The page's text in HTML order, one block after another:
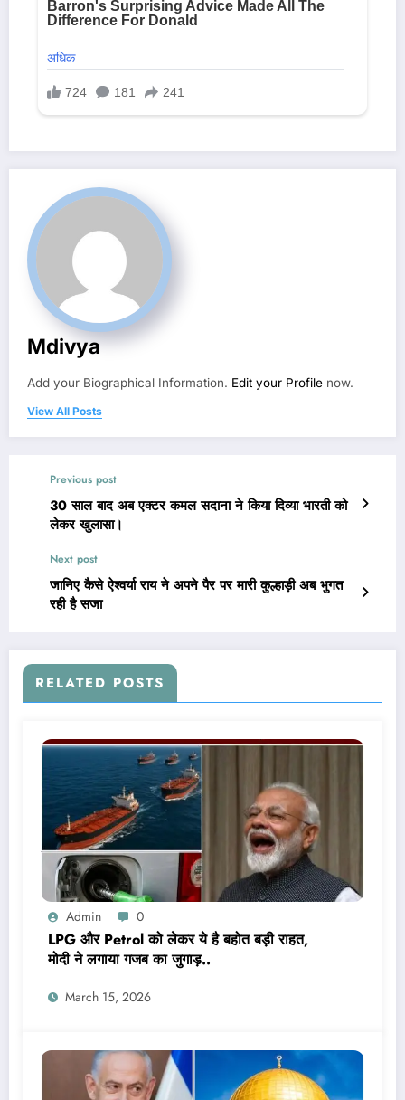
Mdivya
Add your Biographical Information. Edit your Profile now.
View All Posts
Previous post
30 साल बाद अब एक्टर कमल सदाना ने किया दिव्या भारती को
लेकर खुलासा।
Next post
जानिए कैसे ऐश्वर्या राय ने अपने पैर पर मारी कुल्हाड़ी अब भुगत
रही है सजा
RELATED POSTS
Admin 0
LPG और Petrol को लेकर ये है बहोत बड़ी राहत,
मोदी ने लगाया गजब का जुगाड़..
March 15, 2026